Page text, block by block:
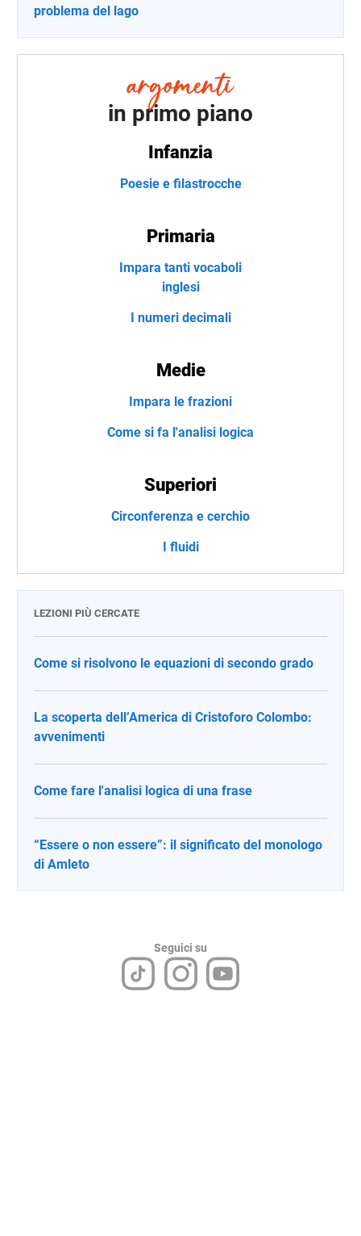
problema del lago
in primo piano
Infanzia
Poesie e filastrocche
Primaria
Impara tanti vocaboli
inglesi
I numeri decimali
Medie
Impara le frazioni
Come si fa l'analisi logica
Superiori
Circonferenza e cerchio
I fluidi
LEZIONI PIÙ CERCATE
Come si risolvono le equazioni di secondo grado
La scoperta dell’America di Cristoforo Colombo:
avvenimenti
Come fare l'analisi logica di una frase
“Essere o non essere”: il significato del monologo
di Amleto
Seguici su